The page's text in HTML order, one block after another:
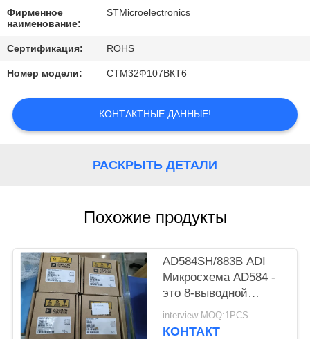
СВЯЖИТЕСЬ
С
НАМИ
НОВОСТИ
ПОЛИТИКА
КОНФИДЕНЦИАЛЬНОСТИ
Фирменное
наименование:
STMicroelectronics
Сертификация: ROHS
Номер модели: СТМ32Ф107ВКТ6
КОНТАКТНЫЕ ДАННЫЕ!
РАСКРЫТЬ ДЕТАЛИ
Похожие продукты
AD584SH/883B ADI
Микросхема AD584 -
это 8-выводной
прецизионный
источник опорного
interview MOQ:1PCS
КОНТАКТ